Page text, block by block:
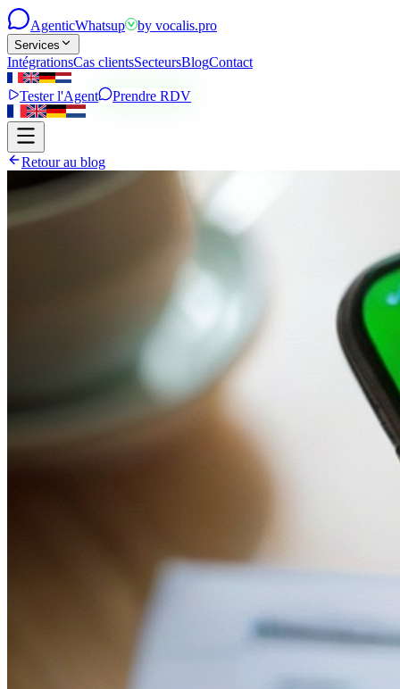
AgenticWhatsup by vocalis.pro
Services
IntégrationsCas clientsSecteursBlogContact
Tester l'Agent Prendre RDV
Retour au blog